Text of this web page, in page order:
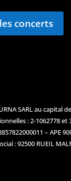
concerts
SARL au capital
: 2-1062778 et
– APE
: 92500 RUEIL